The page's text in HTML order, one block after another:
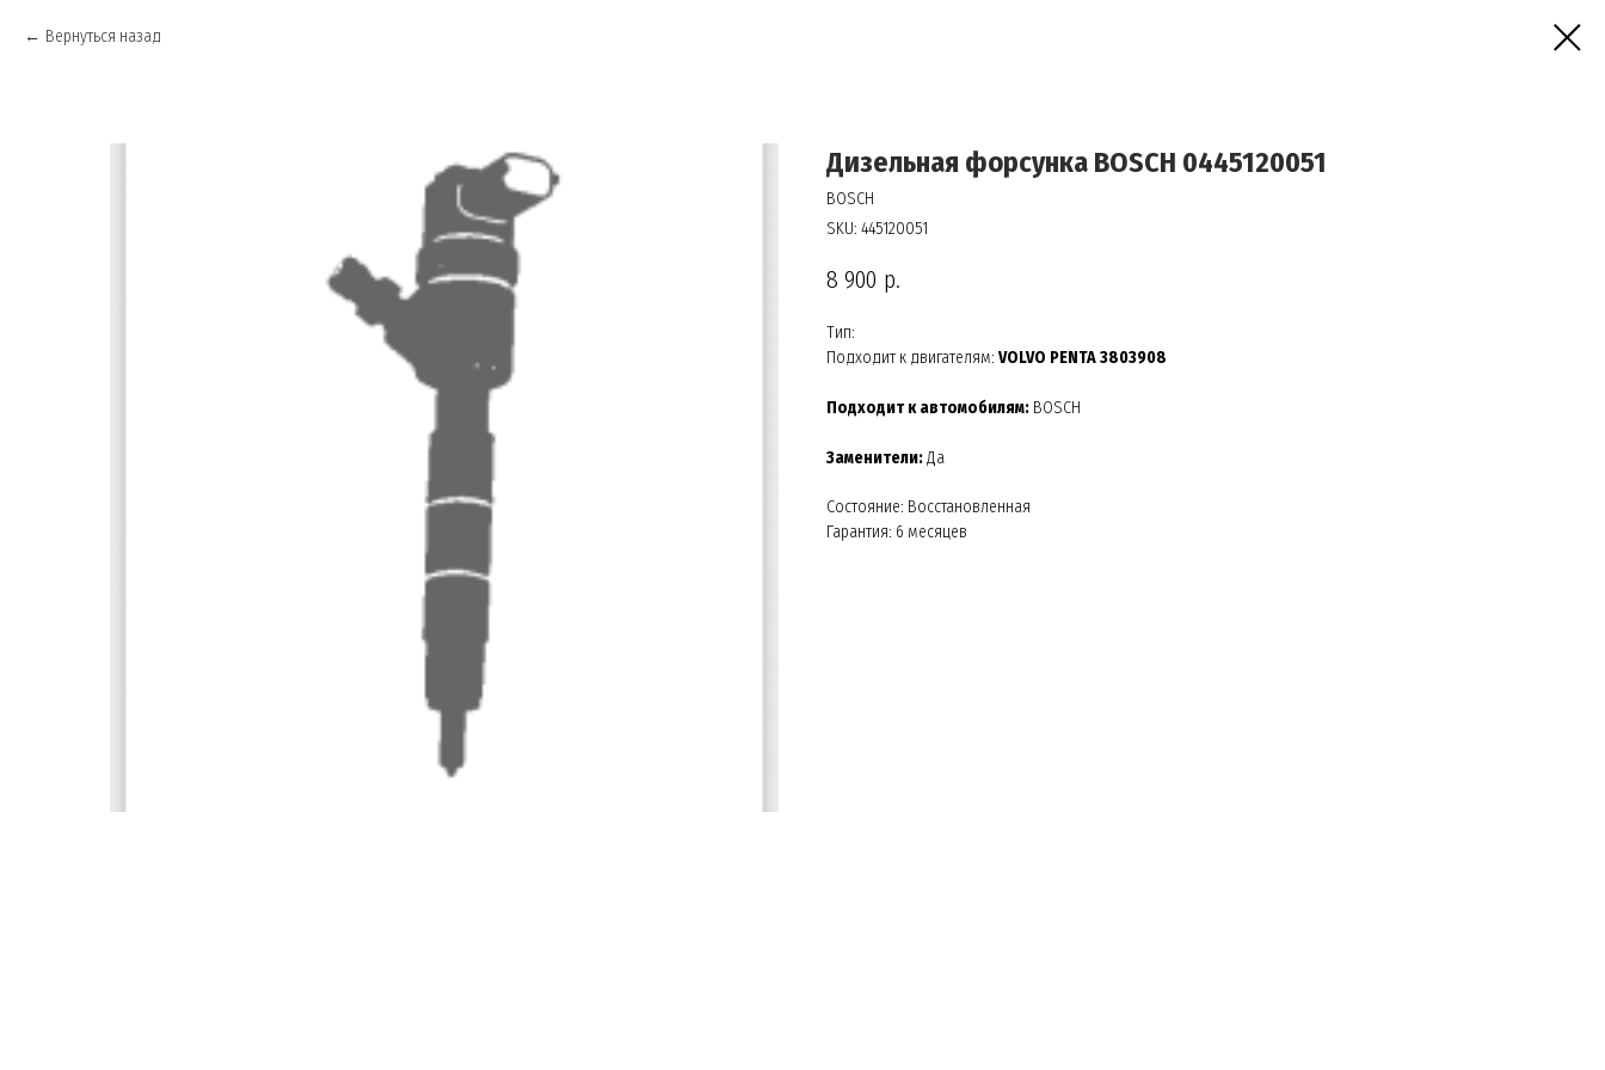
Вернуться назад
Дизельная форсунка BOSCH 0445120051
BOSCH
SKU: 445120051
8 900 р.
Тип:
Подходит к двигателям: VOLVO PENTA 3803908
Подходит к автомобилям: BOSCH
Заменители:Да
Состояние: Восстановленная
Гарантия: 6 месяцев